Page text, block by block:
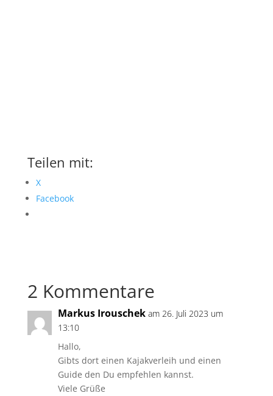
Teilen mit:
X
Facebook
2 Kommentare
Markus Irouschek am 26. Juli 2023 um
13:10
Hallo,
Gibts dort einen Kajakverleih und einen
Guide den Du empfehlen kannst.
Viele Grüße